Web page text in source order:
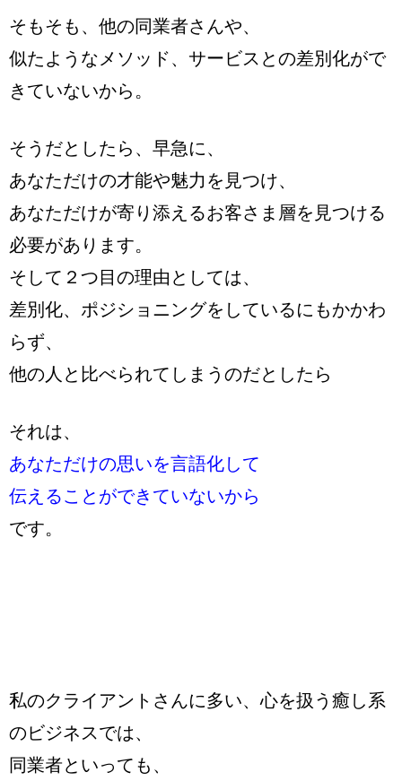
そもそも、他の同業者さんや、
似たようなメソッド、サービスとの差別化がで
きていないから。
そうだとしたら、早急に、
あなただけの才能や魅力を見つけ、
あなただけが寄り添えるお客さま層を見つける
必要があります。
そして２つ目の理由としては、
差別化、ポジショニングをしているにもかかわ
らず、
他の人と比べられてしまうのだとしたら
それは、
あなただけの思いを言語化して
伝えることができていないから
です。
私のクライアントさんに多い、心を扱う癒し系
のビジネスでは、
同業者といっても、